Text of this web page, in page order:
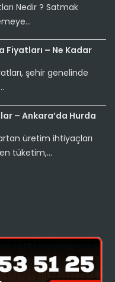
Nedir ? Satmak
Fiyatları – Ne Kadar
şehir genelinde
– Ankara’da Hurda
üretim ihtiyaçları
tüketim,...